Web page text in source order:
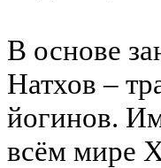
В основе
Натхов –
йогинов.
всём мире